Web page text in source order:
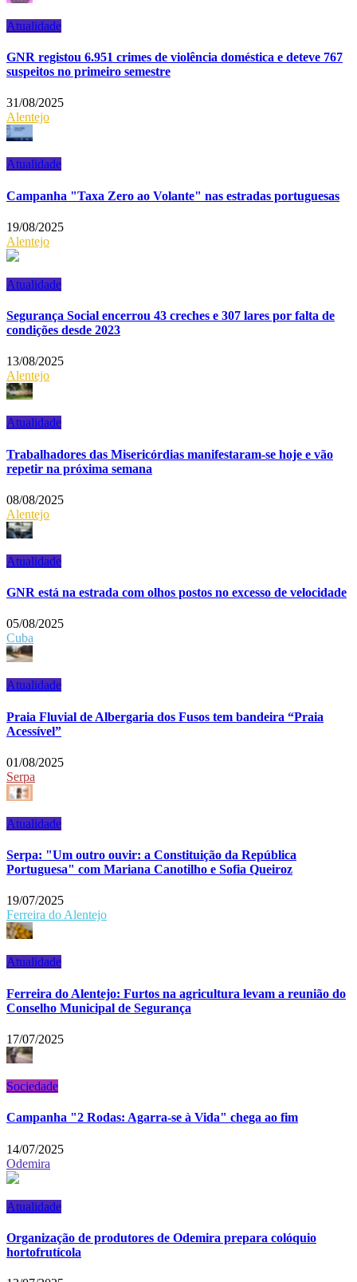
Atualidade
GNR registou 6.951 crimes de violência doméstica e deteve 767
suspeitos no primeiro semestre
31/08/2025
Alentejo
Atualidade
Campanha "Taxa Zero ao Volante" nas estradas portuguesas
19/08/2025
Alentejo
Atualidade
Segurança Social encerrou 43 creches e 307 lares por falta de
condições desde 2023
13/08/2025
Alentejo
Atualidade
Trabalhadores das Misericórdias manifestaram-se hoje e vão
repetir na próxima semana
08/08/2025
Alentejo
Atualidade
GNR está na estrada com olhos postos no excesso de velocidade
05/08/2025
Cuba
Atualidade
Praia Fluvial de Albergaria dos Fusos tem bandeira “Praia
Acessível”
01/08/2025
Serpa
Atualidade
Serpa: "Um outro ouvir: a Constituição da República
Portuguesa" com Mariana Canotilho e Sofia Queiroz
19/07/2025
Ferreira do Alentejo
Atualidade
Ferreira do Alentejo: Furtos na agricultura levam a reunião do
Conselho Municipal de Segurança
17/07/2025
Sociedade
Campanha "2 Rodas: Agarra-se à Vida" chega ao fim
14/07/2025
Odemira
Atualidade
Organização de produtores de Odemira prepara colóquio
hortofrutícola